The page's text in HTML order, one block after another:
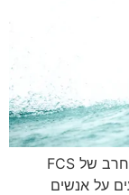
היי זה דין, קבלו טיפ ששווה כ ס ף ! עפה לי החרב של FCS
על אנשים